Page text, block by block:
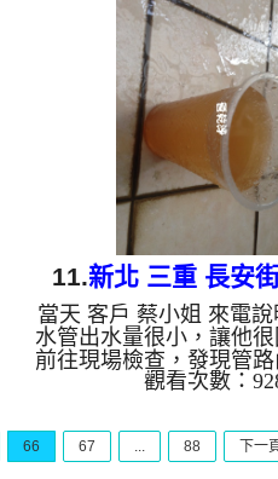
，髒水從水龍頭噴出，如
顏色，客戶 晨先生 看
服，原來水管管路藏了
洗水管 時堵塞好幾次，
殊工法， 水管清洗 約兩
水管出水已恢復正常，
正常洗澡洗碗。 清洗水
洗水管, 熱水管堵
11.新北 三重 長安
當天 客戶 蔡小姐 來電
水管出水量很小，讓他很
前往現場檢查，發現管
垢及鐵鏽，本公司架設
濃濃鏽水，如下圖片影
姐 嚇一跳， 洗水管 時堵
觀看次數：
66 67 ... 88 下一